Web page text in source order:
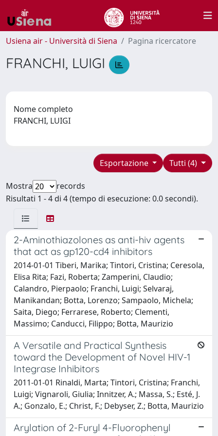
Usiena air - Università di Siena Pagina ricercatore
FRANCHI, LUIGI
Nome completo
FRANCHI, LUIGI
Tutti (4)
Esportazione
Mostra
records
Risultati 1 - 4 di 4 (tempo di esecuzione: 0.0 secondi).
2-Aminothiazolones as anti-hiv agents
that act as gp120-cd4 inhibitors
2014-01-01 Tiberi, Marika; Tintori, Cristina; Ceresola,
Elisa Rita; Fazi, Roberta; Zamperini, Claudio;
Calandro, Pierpaolo; Franchi, Luigi; Selvaraj,
Manikandan; Botta, Lorenzo; Sampaolo, Michela;
Saita, Diego; Ferrarese, Roberto; Clementi,
Massimo; Canducci, Filippo; Botta, Maurizio
A Versatile and Practical Synthesis
toward the Development of Novel HIV-1
Integrase Inhibitors
2011-01-01 Rinaldi, Marta; Tintori, Cristina; Franchi,
Luigi; Vignaroli, Giulia; Innitzer, A.; Massa, S.; Esté, J.
A.; Gonzalo, E.; Christ, F.; Debyser, Z.; Botta, Maurizio
Arylation of 2-Furyl 4-Fluorophenyl